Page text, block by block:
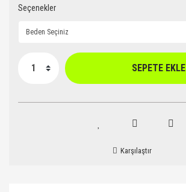
Seçenekler
SEPETE EKLE
Karşılaştır